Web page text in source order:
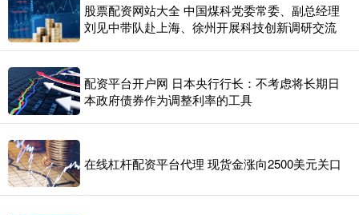
股票配资网站大全 中国煤科党委常委、副总经理
刘见中带队赴上海、徐州开展科技创新调研交流
配资平台开户网 日本央行行长：不考虑将长期日
本政府债券作为调整利率的工具
在线杠杆配资平台代理 现货金涨向2500美元关口